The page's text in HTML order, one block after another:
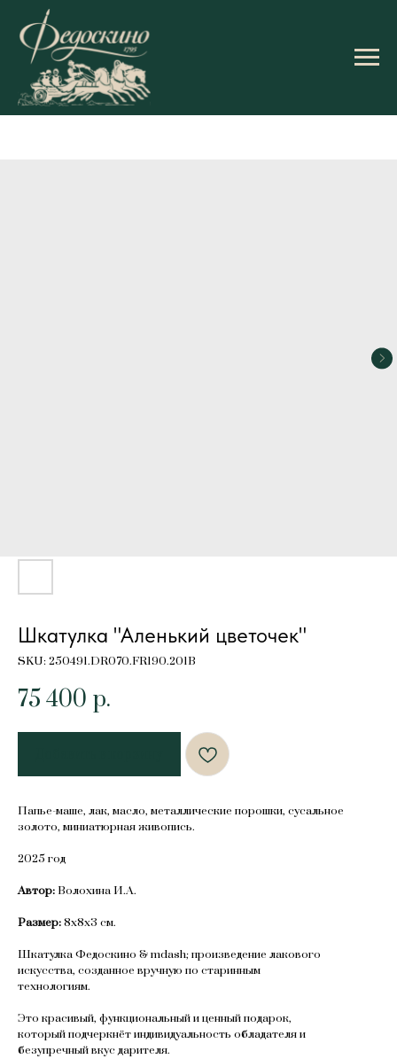
Шкатулка "Аленький цветочек"
SKU:250491.DR070.FR190.201B
75 400 р.
Папье-маше, лак, масло, металлические порошки, сусальное
золото, миниатюрная живопись.
2025 год
Автор:Волохина И.А.
Размер:8х8х3 см.
Шкатулка Федоскино & mdash; произведение лакового
искусства, созданное вручную по старинным
технологиям.
Это красивый, функциональный и ценный подарок,
который подчеркнёт индивидуальность обладателя и
безупречный вкус дарителя.